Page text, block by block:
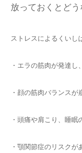
放っておくとどう
ストレスによるくいし
・エラの筋肉が発達し
・顔の筋肉バランス
・頭痛や肩こり、睡
・顎関節症のリスクが